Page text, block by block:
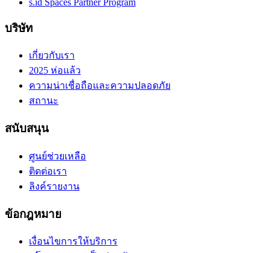
s.id Spaces Partner Program
บริษัท
เกี่ยวกับเรา
2025 ห่อแล้ว
ความน่าเชื่อถือและความปลอดภัย
สถานะ
สนับสนุน
ศูนย์ช่วยเหลือ
ติดต่อเรา
ลิงค์รายงาน
ข้อกฎหมาย
เงื่อนไขการให้บริการ